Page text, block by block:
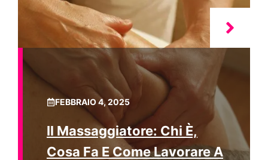
FEBBRAIO 4, 2025
Il Massaggiatore: Chi È,
Cosa Fa E Come Lavorare A